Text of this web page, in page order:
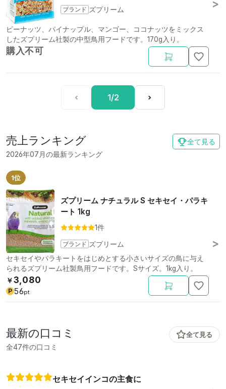
ブランド ズプリーム
ピーナッツ、パイナップル、マンゴー、ココナッツをミックス
したズプリーム社製の中型鳥用フードです。170g入り。
購入不可
‹ 1/2 ›
売上ランキング
2026年07月の最新ランキング
全て見る
1位
ズプリーム ナチュラル S セキセイ・パラキ
ート 1kg
1件
ブランド ズプリーム
セキセイやパラキートをはじめとする小さいサイズの鳥に与え
られるズプリーム社製鳥用フードです。Sサイズ。1kg入り。
￥3,080
P 56pt
最新の口コミ
全47件の口コミ
全て見る
セキセイインコの主食に